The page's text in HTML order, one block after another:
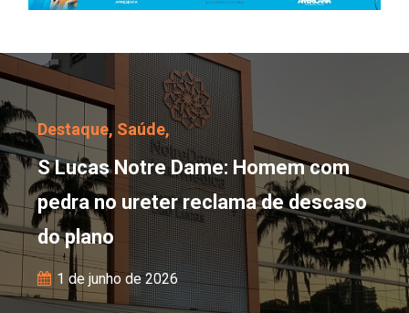
S Lucas Notre Dame:
Destaque, Saúde,
S Lucas Notre Dame: Homem com
pedra no ureter reclama de descaso
do plano
1 de junho de 2026